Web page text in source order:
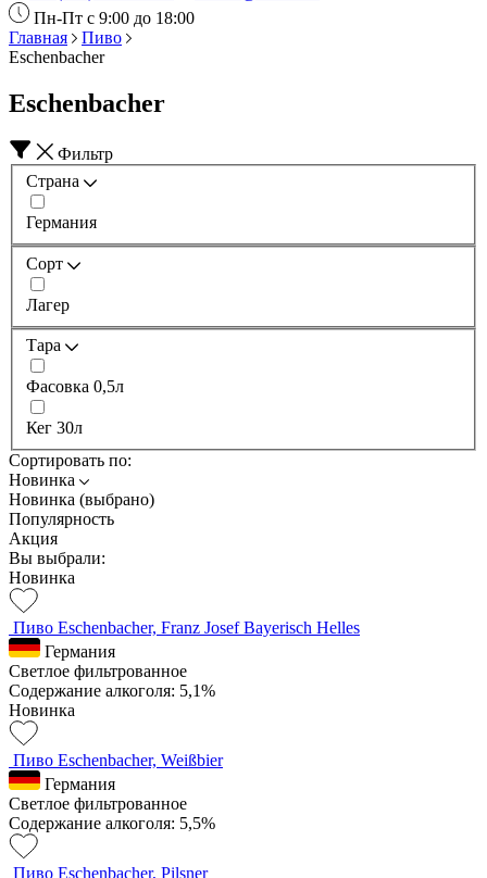
Пн-Пт с 9:00 до 18:00
Главная
Пиво
Eschenbacher
Eschenbacher
Фильтр
Страна
Германия
Сорт
Лагер
Тара
Фасовка 0,5л
Кег 30л
Сортировать по:
Новинка
Новинка (выбрано)
Популярность
Акция
Вы выбрали:
Новинка
Пиво Eschenbacher, Franz Josef Bayerisch Helles
Германия
Светлое фильтрованное
Содержание алкоголя: 5,1%
Новинка
Пиво Eschenbacher, Weißbier
Германия
Светлое фильтрованное
Содержание алкоголя: 5,5%
Пиво Eschenbacher, Pilsner